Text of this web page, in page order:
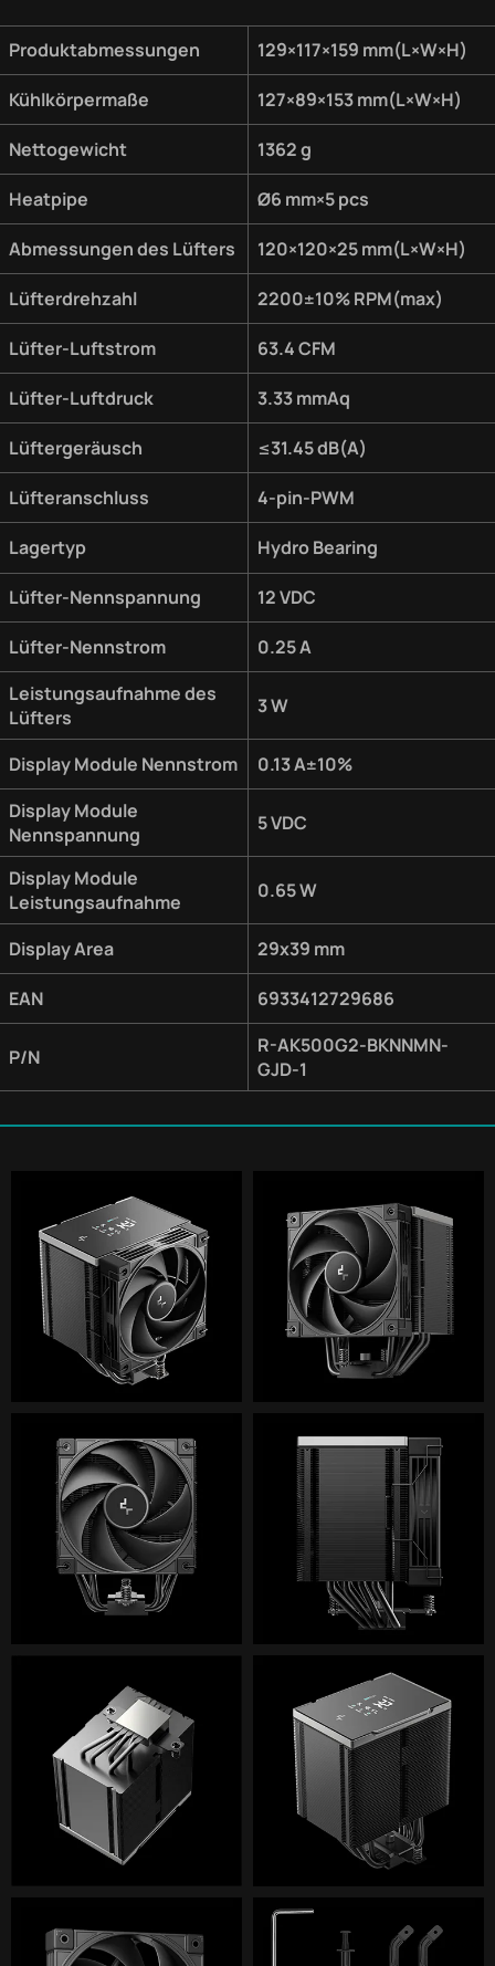
Produktabmessungen 129×117×159 mm(L×W×H)
Kühlkörpermaße 127×89×153 mm(L×W×H)
Nettogewicht 1362 g
Heatpipe Ø6 mm×5 pcs
Abmessungen des Lüfters 120×120×25 mm(L×W×H)
Lüfterdrehzahl 2200±10% RPM(max)
Lüfter-Luftstrom 63.4 CFM
Lüfter-Luftdruck 3.33 mmAq
Lüftergeräusch ≤31.45 dB(A)
Lüfteranschluss 4-pin-PWM
Lagertyp Hydro Bearing
Lüfter-Nennspannung 12 VDC
Lüfter-Nennstrom
0.25 A
Leistungsaufnahme des
Lüfters
3 W
Display Module Nennstrom
0.13 A±10%
Display Module
Nennspannung
5 VDC
Display Module
Leistungsaufnahme
0.65 W
Display Area 29x39 mm
EAN 6933412729686
P/N
R-AK500G2-BKNNMN-
GJD-1